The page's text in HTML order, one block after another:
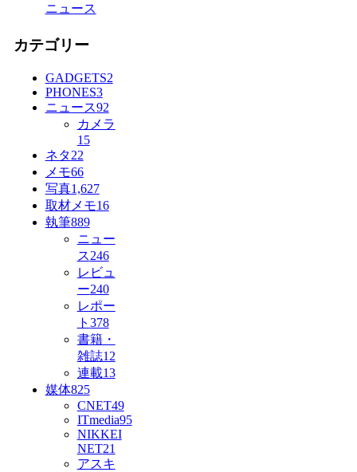
ニュース
カテゴリー
GADGETS2
PHONES3
ニュース92
カメラ
15
ネタ22
メモ66
写真1,627
取材メモ16
執筆889
ニュー
ス246
レビュ
ー240
レポー
ト 378
書籍・
雑誌12
連載13
媒体825
CNET49
ITmedia95
NIKKEI
NET21
アスキ